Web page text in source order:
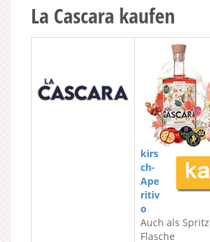
La Cascara kaufen
kirs
ch-
Ape
ritiv
o
Auch als
Flasche